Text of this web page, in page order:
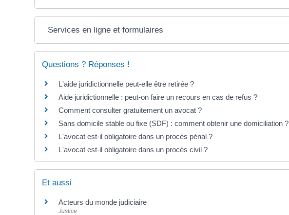
Services en ligne et formulaires
Questions ? Réponses !
L'aide juridictionnelle peut-elle être retirée ?
Aide juridictionnelle : peut-on faire un recours en cas de refus ?
Comment consulter gratuitement un avocat ?
Sans domicile stable ou fixe (SDF) : comment obtenir une domiciliation ?
L'avocat est-il obligatoire dans un procès pénal ?
L'avocat est-il obligatoire dans un procès civil ?
Et aussi
Acteurs du monde judiciaire
Justice